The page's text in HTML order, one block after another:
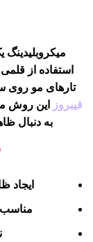
استفاده از
تارهای مو روی
فیبروز
این روش
به دنبال
ایجاد
مناسب